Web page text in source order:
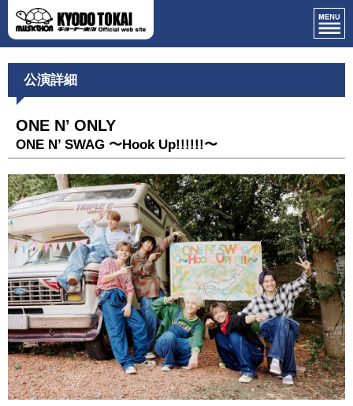
公演詳細
ONE N’ ONLY
ONE N’ SWAG 〜Hook Up!!!!!!〜